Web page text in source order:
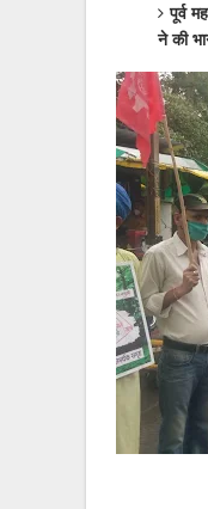
पूर्व
ने की